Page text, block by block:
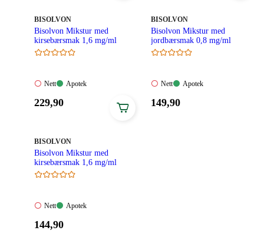
MERKE:
BISOLVON
Bisolvon Mikstur med
kirsebærsmak 1,6 mg/ml
Nett:
tilgjengelig
Nett
Apotek:
Apotek
Pris:
229,90
MERKE:
BISOLVON
Bisolvon Mikstur med
jordbærsmak 0,8 mg/ml
Nett:
tilgjengelig
Nett
Apotek:
Apotek
Pris:
149,90
MERKE:
BISOLVON
Bisolvon Mikstur med
kirsebærsmak 1,6 mg/ml
Nett:
tilgjengelig
Nett
Apotek:
Apotek
Pris:
144,90